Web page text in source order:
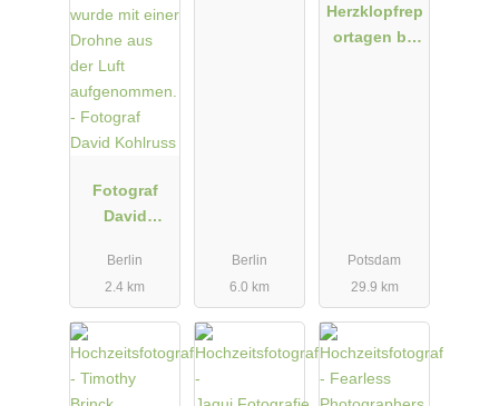
Fotograf
David
Berlin
2.4 km
Berlin
6.0 km
Herzklopfrep
ortagen by
Potsdam
29.9 km